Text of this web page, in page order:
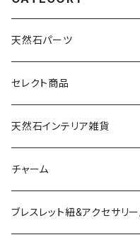
天然石パーツ
天然石
ドゥルージー
ソーラークォーツ
コッパー
セレクト商品
天然石インテリア雑貨
天然石スライスコースター
天然石キャンドルホルダー
チャーム
ブレスレット紐&アクセサリ